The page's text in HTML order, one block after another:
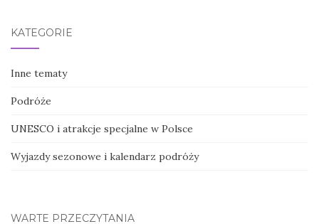
KATEGORIE
Inne tematy
Podróże
UNESCO i atrakcje specjalne w Polsce
Wyjazdy sezonowe i kalendarz podróży
WARTE PRZECZYTANIA